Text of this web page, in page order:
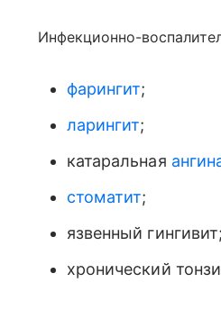
Инфекционно-
фарингит;
ларингит;
катаральная
стоматит;
язвенный гингивит;
хронический